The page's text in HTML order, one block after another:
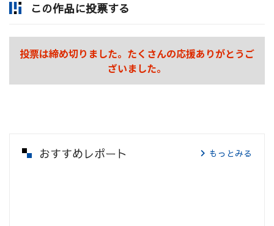
この作品に投票する
投票は締め切りました。たくさんの応援ありがとうご
ざいました。
おすすめレポート もっとみる